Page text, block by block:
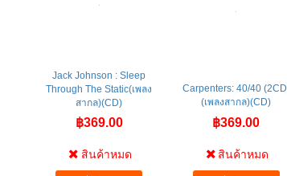
Jack Johnson : Sleep
Through The Static(เพลง
สากล)(CD)
สินค้าหมด
Carpenters: 40/40 (2CD)
(เพลงสากล)(CD)
สินค้าหมด